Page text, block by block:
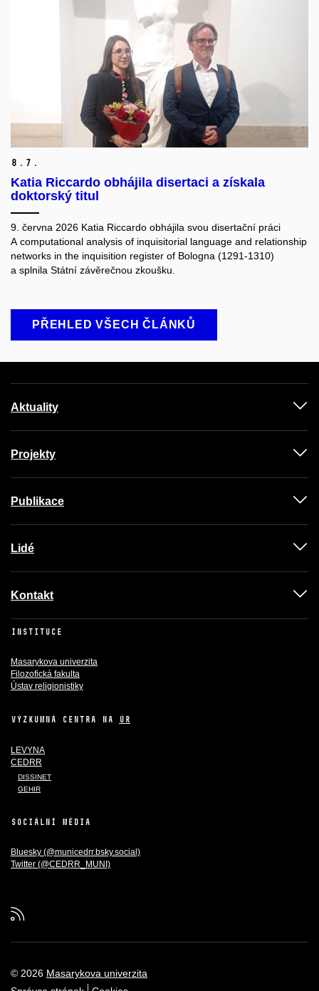
8. 7.
Katia Riccardo obhájila disertaci a získala
doktorský titul
9. června 2026 Katia Riccardo obhájila svou disertační práci
A computational analysis of inquisitorial language and relationship
networks in the inquisition register of Bologna (1291-1310)
a splnila Státní závěrečnou zkoušku.
PŘEHLED VŠECH ČLÁNKŮ
Aktuality
Projekty
Publikace
Lidé
Kontakt
INSTITUCE
Masarykova univerzita
Filozofická fakulta
Ústav religionistiky
VÝZKUMNÁ CENTRA NA ÚR
LEVYNA
CEDRR
DISSINET
GEHIR
SOCIÁLNÍ MÉDIA
Bluesky (@municedrr.bsky.social)
Twitter (@CEDRR_MUNI)
© 2026 Masarykova univerzita
RSS